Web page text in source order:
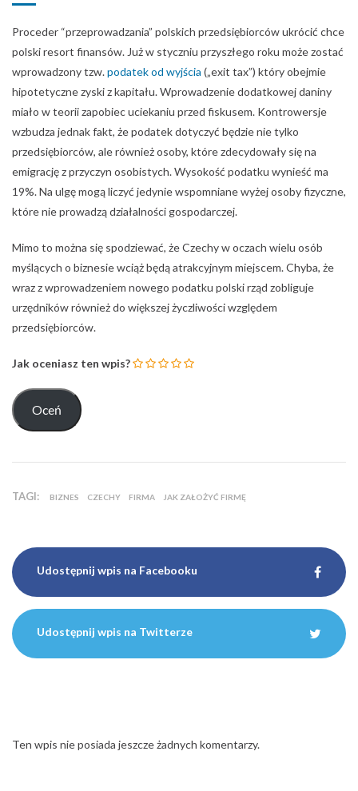
Proceder “przeprowadzania” polskich przedsiębiorców ukrócić chce
polski resort finansów. Już w styczniu przyszłego roku może zostać
wprowadzony tzw.podatek od wyjścia („exit tax”) który obejmie
hipotetyczne zyski z kapitału. Wprowadzenie dodatkowej daniny
miało w teorii zapobiec uciekaniu przed fiskusem. Kontrowersje
wzbudza jednak fakt, że podatek dotyczyć będzie nie tylko
przedsiębiorców, ale również osoby, które zdecydowały się na
emigrację z przyczyn osobistych. Wysokość podatku wynieść ma
19%. Na ulgę mogą liczyć jedynie wspomniane wyżej osoby fizyczne,
które nie prowadzą działalności gospodarczej.
Mimo to można się spodziewać, że Czechy w oczach wielu osób
myślących o biznesie wciąż będą atrakcyjnym miejscem. Chyba, że
wraz z wprowadzeniem nowego podatku polski rząd zobliguje
urzędników również do większej życzliwości względem
przedsiębiorców.
Jak oceniasz ten wpis?
TAGI: BIZNES CZECHY FIRMA JAK ZAŁOŻYĆ FIRMĘ
Udostępnij wpis na Facebooku
Udostępnij wpis na Twitterze
Ten wpis nie posiada jeszcze żadnych komentarzy.